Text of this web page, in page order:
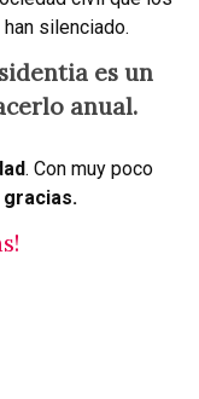
silenciado.
es un
anual.
. Con muy poco
gracias.